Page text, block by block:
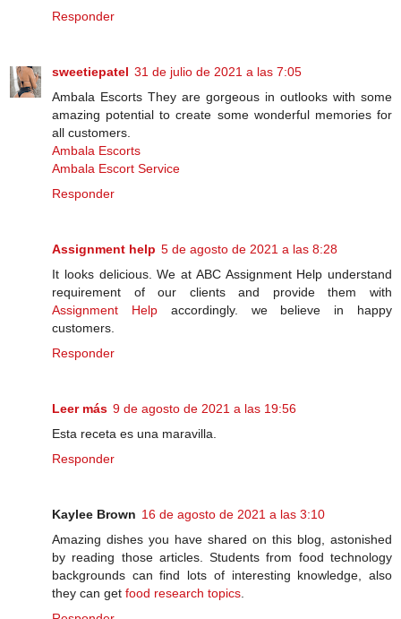
Responder
sweetiepatel 31 de julio de 2021 a las 7:05
Ambala Escorts They are gorgeous in outlooks with some
amazing potential to create some wonderful memories for
all customers.
Ambala Escorts
Ambala Escort Service
Responder
Assignment help 5 de agosto de 2021 a las 8:28
It looks delicious. We at ABC Assignment Help understand
requirement of our clients and provide them with
Assignment Helpaccordingly. we believe in happy
customers.
Responder
Leer más 9 de agosto de 2021 a las 19:56
Esta receta es una maravilla.
Responder
Kaylee Brown 16 de agosto de 2021 a las 3:10
Amazing dishes you have shared on this blog, astonished
by reading those articles. Students from food technology
backgrounds can find lots of interesting knowledge, also
they can get food research topics.